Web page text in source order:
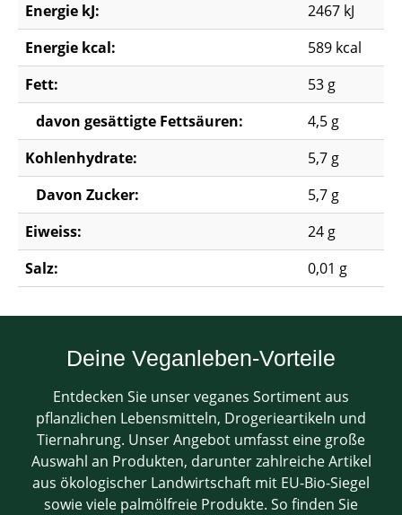
Energie kJ:
2467 kJ
Energie kcal:
589 kcal
Fett:
53 g
davon gesättigte Fettsäuren:
4,5 g
Kohlenhydrate:
5,7 g
Davon Zucker:
5,7 g
Eiweiss:
24 g
Salz:
0,01 g
Deine Veganleben-Vorteile
Entdecken Sie unser veganes Sortiment aus
pflanzlichen Lebensmitteln, Drogerieartikeln und
Tiernahrung. Unser Angebot umfasst eine große
Auswahl an Produkten, darunter zahlreiche Artikel
aus ökologischer Landwirtschaft mit EU-Bio-Siegel
sowie viele palmölfreie Produkte. So finden Sie